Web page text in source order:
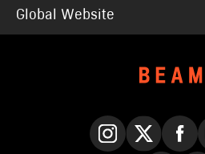
Global Website